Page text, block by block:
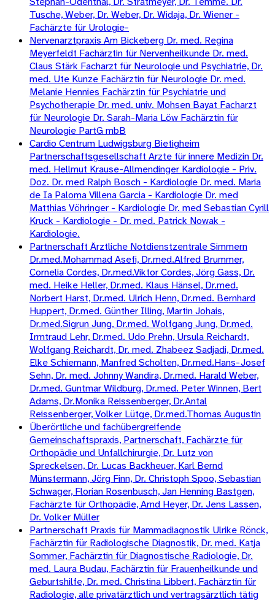
Tusche, Weber, Dr. Weber, Dr. Widaja, Dr. Wiener -
Fachärzte für Urologie-
Nervenarztpraxis Am Bickeberg Dr. med. Regina
Meyerfeldt Fachärztin für Nervenheilkunde Dr. med.
Claus Stärk Facharzt für Neurologie und Psychiatrie, Dr.
med. Ute Kunze Fachärztin für Neurologie Dr. med.
Melanie Hennies Fachärztin für Psychiatrie und
Psychotherapie Dr. med. univ. Mohsen Bayat Facharzt
für Neurologie Dr. Sarah-Maria Löw Fachärztin für
Neurologie PartG mbB
Cardio Centrum Ludwigsburg Bietigheim
Partnerschaftsgesellschaft Arzte für innere Medizin Dr.
med. Hellmut Krause-Allmendinger Kardiologie - Priv.
Doz. Dr. med Ralph Bosch - Kardiologie Dr. med. Maria
de Ia Paloma Villena Garcia - Kardiologie Dr. med
Matthias Vöhringer - Kardiologie Dr. med Sebastian Cyrill
Kruck - Kardiologie - Dr. med. Patrick Nowak -
Kardiologie.
Partnerschaft Ärztliche Notdienstzentrale Simmern
Dr.med.Mohammad Asefi, Dr.med.Alfred Brummer,
Cornelia Cordes, Dr.med.Viktor Cordes, Jörg Gass, Dr.
med. Heike Heller, Dr.med. Klaus Hänsel, Dr.med.
Norbert Harst, Dr.med. Ulrich Henn, Dr.med. Bernhard
Huppert, Dr.med. Günther Illing, Martin Johais,
Dr.med.Sigrun Jung, Dr.med. Wolfgang Jung, Dr.med.
Irmtraud Lehr, Dr.med. Udo Prehn, Ursula Reichardt,
Wolfgang Reichardt, Dr. med. Zhabeez Sadjadi, Dr.med.
Elke Schiemann, Manfred Scholten, Dr.med.Hans-Josef
Sehn, Dr. med. Johnny Wandira, Dr.med. Harald Weber,
Dr.med. Guntmar Wildburg, Dr.med. Peter Winnen, Bert
Adams, Dr.Monika Reissenberger, Dr.Antal
Reissenberger, Volker Lütge, Dr.med.Thomas Augustin
Überörtliche und fachübergreifende
Gemeinschaftspraxis, Partnerschaft, Fachärzte für
Orthopädie und Unfallchirurgie, Dr. Lutz von
Spreckelsen, Dr. Lucas Backheuer, Karl Bernd
Münstermann, Jörg Finn, Dr. Christoph Spoo, Sebastian
Schwager, Florian Rosenbusch, Jan Henning Bastgen,
Fachärzte für Orthopädie, Arnd Heyer, Dr. Jens Lassen,
Dr. Volker Müller
Partnerschaft Praxis für Mammadiagnostik Ulrike Rönck,
Fachärztin für Radiologische Diagnostik, Dr. med. Katja
Sommer, Fachärztin für Diagnostische Radiologie, Dr.
med. Laura Budau, Fachärztin für Frauenheilkunde und
Geburtshilfe, Dr. med. Christina Libbert, Fachärztin für
Radiologie, alle privatärztlich und vertragsärztlich tätig